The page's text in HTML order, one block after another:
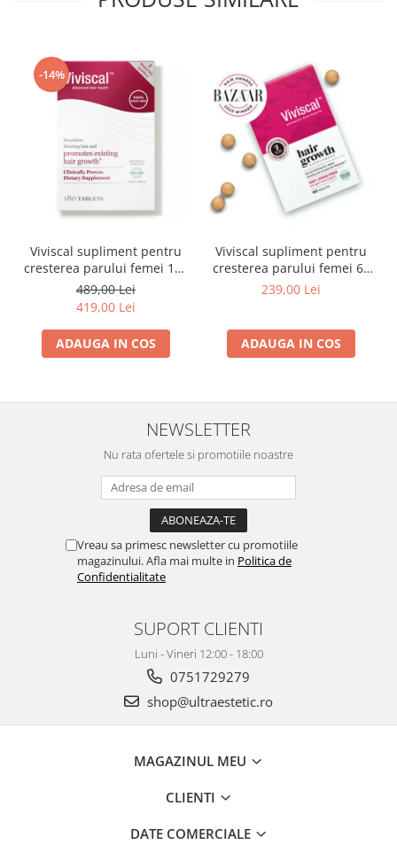
-14%
Viviscal supliment pentru
cresterea parului femei 180
tablete
489,00 Lei
419,00 Lei
ADAUGA IN COS
Viviscal supliment pentru
cresterea parului femei 60
tablete
239,00 Lei
ADAUGA IN COS
NEWSLETTER
Nu rata ofertele si promotiile noastre
Vreau sa primesc newsletter cu promotiile
magazinului. Afla mai multe in Politica de
Confidentialitate
SUPORT CLIENTI
Luni - Vineri 12:00 - 18:00
0751729279
shop@ultraestetic.ro
MAGAZINUL MEU
CLIENTI
DATE COMERCIALE